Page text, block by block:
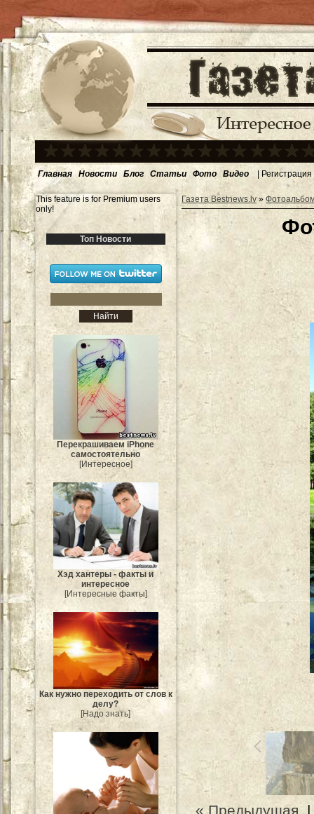
Главная Новости Блог Статьи Фото Видео | Регистрация
This feature is for Premium users
only!
Топ Новости
Перекрашиваем iPhone
самостоятельно
[Интересное]
Хэд хантеры - факты и
интересное
[Интересные факты]
Как нужно переходить от слов к
делу?
[Надо знать]
Газета Bestnews.lv»
« Предыдущая